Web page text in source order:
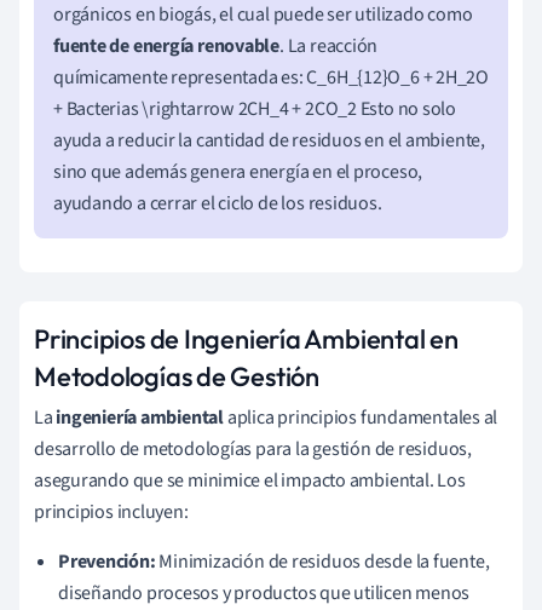
orgánicos en biogás, el cual puede ser utilizado como
fuente de energía renovable. La reacción
químicamente representada es: C_6H_{12}O_6 + 2H_2O
+ Bacterias \rightarrow 2CH_4 + 2CO_2 Esto no solo
ayuda a reducir la cantidad de residuos en el ambiente,
sino que además genera energía en el proceso,
ayudando a cerrar el ciclo de los residuos.
Principios de Ingeniería Ambiental en
Metodologías de Gestión
Laingeniería ambientalaplica principios fundamentales al
desarrollo de metodologías para la gestión de residuos,
asegurando que se minimice el impacto ambiental. Los
principios incluyen:
Prevención:Minimización de residuos desde la fuente,
diseñando procesos y productos que utilicen menos